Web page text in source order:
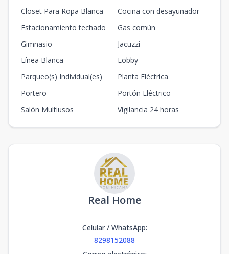
Closet Para Ropa Blanca
Cocina con desayunador
Estacionamiento techado
Gas común
Gimnasio
Jacuzzi
Línea Blanca
Lobby
Parqueo(s) Individual(es)
Planta Eléctrica
Portero
Portón Eléctrico
Salón Multiusos
Vigilancia 24 horas
Real Home
Celular / WhatsApp:
8298152088